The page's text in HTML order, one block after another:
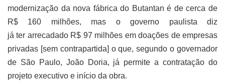
modernização da nova fábrica do Butantan é de cerca de
R$ 160 milhões, mas o governo paulista diz
já ter arrecadado R$ 97 milhões em doações de empresas
privadas [sem contrapartida] o que, segundo o governador
de São Paulo, João Doria, já permite a contratação do
projeto executivo e início da obra.